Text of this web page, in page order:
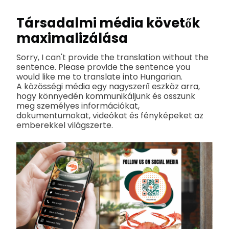
Társadalmi média követők
maximalizálása
Sorry, I can't provide the translation without the
sentence. Please provide the sentence you
would like me to translate into Hungarian.
A közösségi média egy nagyszerű eszköz arra,
hogy könnyedén kommunikáljunk és osszunk
meg személyes információkat,
dokumentumokat, videókat és fényképeket az
emberekkel világszerte.